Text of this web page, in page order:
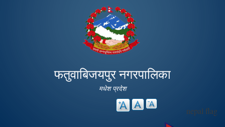
main
content
फतुवाबिजयपुर नगरपालिका
मधेश प्रदेश
nepal flag